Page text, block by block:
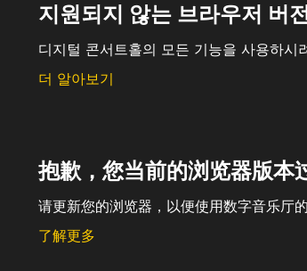
지원되지 않는 브라우저 버
디지털 콘서트홀의 모든 기능을 사용하시
더 알아보기
抱歉，您当前的浏览器版本
请更新您的浏览器，以便使用数字音乐厅的
了解更多